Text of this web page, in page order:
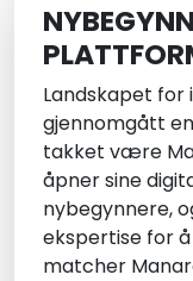
Landskapet for
gjennomgått
takket være
åpner sine
nybegynnere,
ekspertise for
matcher